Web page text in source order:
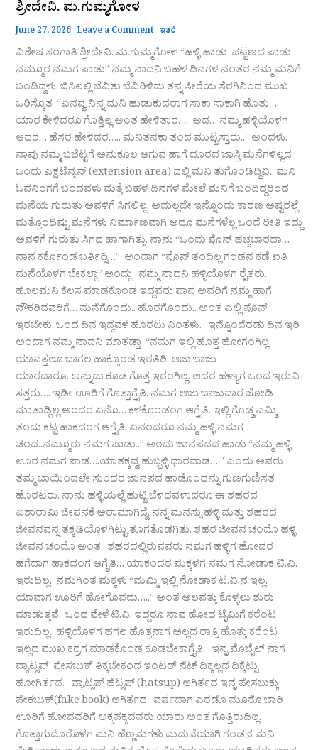
ಶ್ರೀದೇವಿ. ಮ.ಗುಮ್ಮಗೋಳ
June 27, 2026 Leave a Comment ಇತರೆ
ವಿಶೇಷ ಸಂಗಾತಿ ಶ್ರೀದೇವಿ. ಮ.ಗುಮ್ಮಗೋಳ “ಹಳ್ಳಿ ಹಾಡು-ಪಟ್ಟಣದ ಪಾಡು
ನಮ್ಮೂರ ನಮಗ ಪಾಡು” ನಮ್ಮ ನಾದನಿ ಬಹಳ ದಿನಗಳ ನಂತರ ನಮ್ಮ ಮನಿಗೆ
ಬಂದಿದ್ದಳು. ಬಿಸಿಲಲ್ಲಿ ಬೆವಿತು ಬೆವಿರಿಳಿದು ತನ್ನ ಸೀರೆಯ ಸೆರಗಿನಿಂದ ಮುಖ
ಒರಿಸ್ಕೊತ “ಏನವ್ವ ನಿನ್ನ ಮನಿ ಹುಡುಕುದರಾಗ ಸಾಕಾ ಸಾಕಾಗಿ ಹೊತು…
ಯಾರ ಕೇಳಿದರೂ ಗೊತ್ತಿಲ್ಲ ಅಂತ ಹೇಳಿತಾರ…. ಅದ… ನಮ್ಮ ಹಳ್ಳಿಯೊಳಗ
ಆದರ… ಹೆಸರ ಹೇಳಿದರ….. ಮನಿತನಕಾ ತಂದ ಮುಟ್ಟಸ್ತಾರು..” ಅಂದಳು.
ನಾವು ನಮ್ಮ ಬಜೆಟ್ಟಗೆ ಅನುಕೂಲ ಆಗುವ ಹಾಗೆ ದೂರದ ಜಾಸ್ತಿ ಮನೆಗಳಿಲ್ಲದ
ಒಂದು ಎಕ್ಷಟೆನ್ಸನ್ (extension area) ದಲ್ಲಿ ಮನಿ ತುಗೊಂಡಿದ್ದಿವಿ. ಮನಿ
ಓಪನಿಂಗಗೆ ಬಂದವಳು ಮತ್ತೆ ಬಹಳ ದಿನಗಳ ಮೇಲೆ ಮನಿಗೆ ಬಂದಿದ್ದರಿಂದ
ಮನೆಯ ಗುರುತು ಅವಳಿಗೆ ಸಿಗಲಿಲ್ಲ. ಅದುಲ್ಲದೇ ಇನ್ನೊಂದು ಕಾರಣ ಅಷ್ಟರಲ್ಲೆ
ಮತ್ತೊಂದಿಷ್ಟು ಮನೆಗಳು ನಿರ್ಮಾಣವಾಗಿ ಅದೂ ಮನೆಗಳೆಲ್ಲ ಒಂದೆ ರೀತಿ ಇದ್ದು
ಅವಳಿಗೆ ಗುರುತು ಸಿಗದ‌ ಹಾಗಾಗಿತ್ತು. ನಾನು “ಒಂದು ಪೊನ್ ಹಚ್ಚಬಾರದಾ…
ನಾನ ಕರ್ಕೊಂಡ ಬರ್ತಿದ್ನಿ…” ಅಂದಾಗ “ಪೊನ್ ತಂದಿಲ್ಲ ಗಂಡನ ಕಡೆ ಐತಿ
ಮನೆಯೊಳಗ ಬೇಕಲ್ಲಾ” ಅಂದ್ಲು. ನಮ್ಮ ನಾದನಿ ಹಳ್ಳಿಯೊಳಗ ರೈತರು.
ಹೊಲಮನಿ ಕೆಲಸ ಮಾಡಕೊಂಡ ಇದ್ದವರು ಪಾಪ ಅವರಿಗೆ ನಮ್ಮ ಹಾಗೆ,
ನೌಕರಿದವರಿಗೆ… ಮನೆಗೊಂದು.. ಹೊರಗೊಂದು.. ಅಂತ ಎಲ್ಲಿ ಪೊನ್
ಇರಬೇಕು. ಒಂದ ದಿನ ಇದ್ದವಳೆ ಹೊರಟು ನಿಂತಳು. ಇನ್ನೊಂದೆರಡು ದಿನ ಇರಿ
ಅಂದಾಗ ನಮ್ಮ ನಾದನಿ ಮಾತಡ್ತಾ “ನಮಗ ಇಲ್ಲಿ ಹೊತ್ತ ಹೋಗಂಗಿಲ್ಲ.
ಯಾವತ್ತಲೂ ಬಾಗಲ ಹಾಕ್ಕೊಂಡ ಇರತಿರಿ‌. ಆಜು ಬಾಜು
ಯಾರದಾರೂ..‌‌ಅನ್ನುದು ಕೂಡ ಗೊತ್ತ ಇರಂಗಿಲ್ಲ. ಆದರ ಹಳ್ಯಾಗ ಒಂದ‌ ಇರುವಿ
ಸತ್ತರು…. ಇಡೀ ಊರಿಗೆ ಗೊತ್ತಾಗ್ತೈತಿ. ನಮಗ ಆಜು ಬಾಜುದಾರ ಜೋಡಿ
ಮಾತಾಡ್ಲಿಲ್ಲ ಅಂದರ ಏನೊ… ಕಳಕೊಂಡಂಗ ಆಗ್ತೈತಿ. ಇಲ್ಲಿ ಗೊಡ್ಡ ಎಮ್ಮಿ
ತಂದು ಕಟ್ಟ ಹಾಕದಂಗ ಆಗ್ತೈತಿ. ಏನಂದರೂ ನಮ್ಮ ಹಳ್ಳಿ ನಮಗ
ಚಂದ..ನಮ್ಮೂರು ನಮಗ ಪಾಡು..” ಅಂದು ಜಾನಪದದ ಹಾಡು “ನಮ್ಮ ಹಳ್ಳಿ
ಊರ ನಮಗ ಪಾಡ….ಯಾತಕ್ಕವ್ವ ಹುಬ್ಬಳ್ಳಿ ಧಾರವಾಡ….” ಎಂದು ಅವರು
ತಮ್ಮ ಬಾಯಿಂದಲೇ ಸುಂದರ ಜಾನಪದ ಹಾಡೊಂದನ್ನು ಗುಣಗುಣಿಸತ
ಹೊರಟರು. ನಾನು ಹಳ್ಳಿಯಲ್ಲೆ ಹುಟ್ಟಿ ಬೆಳದವಳಾದರೂ ಈ ಶಹರದ
ಐಶಾರಾಮಿ ಜೀವನಕೆ ಅರಾಮಾಗಿದ್ದೆ. ನನ್ನ ಮನಸ್ಸು ಹಳ್ಳಿ ಮತ್ತು ಶಹರದ
ಜೀವನವನ್ನ ತಕ್ಕಡಿಯೊಳಗಿಟ್ಟು ತೂಗತೊಡಗಿತು. ಶಹರ ಜೀವನ ಚಂದೊ ಹಳ್ಳಿ
ಜೀವನ ಚಂದೊ ಅಂತ. ಶಹರದಲ್ಲಿರುವವರು ನಮಗ ಹಳ್ಳಿಗ ಹೋದರ
ಹಗೆದಾಗ ಹಾಕದಂಗ ಆಗ್ತೈತಿ… ಯಾಕಂದರ ಮಕ್ಕಳಗ ನಮಗ ನೋಡಾಕ ಟಿ.ವಿ.
ಇರುದಿಲ್ಲ. ನಮಗಿಂತ ಮಕ್ಕಳು “ಮಮ್ಮಿ ಇಲ್ಲಿ ನೋಡಾಕ ಟ.ವಿ.ನ ಇಲ್ಲ.
ಯಾವಾಗ ಊರಿಗೆ ಹೋಗೊವದು…..” ಅಂತ ಅಲವತ್ತು ಕೊಳ್ಳಲು ಶುರು
ಮಾಡುತ್ತವೆ. ಒಂದ ವೇಳೆ ಟಿ.ವಿ. ಇದ್ದರೂ ನಾವ ಹೋದ ಟೈಮಿಗೆ ಕರೆಂಟ
ಇರುದಿಲ್ಲ. ಹಳ್ಳಿಯೊಳಗ ಹಗಲ ಹೊತ್ತನಾಗ ಅಲ್ಲದ ರಾತ್ರಿ ಹೊತ್ತು ಕರೆಂಟ
ಇಲ್ಲದ ಮುಖ ಕರ್ರಗ ಮಾಡಕೊಂಡ‌ ಕೂಡಬೇಕಾಗ್ತೈತಿ. ಇನ್ನ ಮೊಬೈಲ್ ನಾಗ
ವ್ಯಾಟ್ಸಪ್ ಪೇಸಬುಕ್ ತಿಕ್ಕಬೇಕಂದ ಇಂಟರ್ ನೆಟ್ ದಿಕ್ಕಲ್ಲದ ದಿಕ್ಕೆಟ್ಟು
ಹೋಗಿರ್ತದ. ವ್ಯಾಟ್ಸಪ್ ಹೆಟ್ಸಪ್ (hatsup) ಆಗಿರ್ತದ ಇನ್ನ ಪೇಸಬುಕ್ಕು
ಪೇಕಬುಕ್(fake book) ಆಗಿರ್ತದ. ವರ್ಷದಾಗ ಎರಡೊ ಮೂರೊ ಬಾರಿ
ಊರಿಗೆ ಹೋದವರಿಗೆ ಅಕ್ಕಪಕ್ಕದವರು ಯಾರು ಅಂತ ಗೊತ್ತಿರುದಿಲ್ಲ.
ಗೊತ್ತಾಗುದೊರೊಳಗ ಮನಿ ಹೆಣ್ಣಮಗಳು ಮದುವೆಯಾಗಿ ಗಂಡನ ಮನಿ